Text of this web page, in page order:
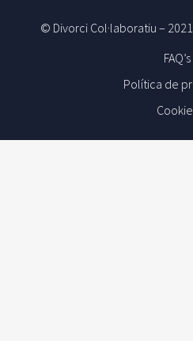
© Divorci Col·laboratiu – 2021
FAQ’s
Política de